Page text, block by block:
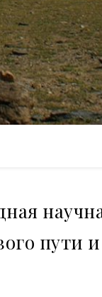
пути